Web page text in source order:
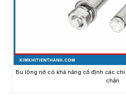
Bu lông nở có khả năng cố định các
chắn